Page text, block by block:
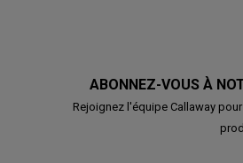
ABONNEZ-VOUS À
Rejoignez l'équipe Callaway